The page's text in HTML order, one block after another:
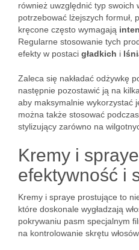
również uwzględnić typ swoich
potrzebować lżejszych formuł,
kręcone często wymagają
Regularne stosowanie tych
efekty w postaci gładkich i
Zaleca się nakładać odżywkę
następnie pozostawić ją na
aby maksymalnie wykorzystać
można także stosować
stylizujący zarówno na
Kremy i
efektywność i
Kremy i spraye prostujące to
które doskonale wygładzają
pokrywaniu pasm specjalnym
na kontrolowanie skrętu